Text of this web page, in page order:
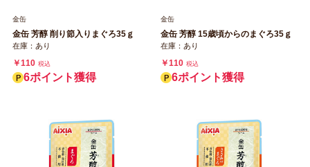
金缶
金缶 芳醇 削り節入りまぐろ35ｇ
在庫：あり
￥110 税込
6ポイント獲得
金缶
金缶 芳醇 15歳頃からのまぐろ35ｇ
在庫：あり
￥110 税込
6ポイント獲得